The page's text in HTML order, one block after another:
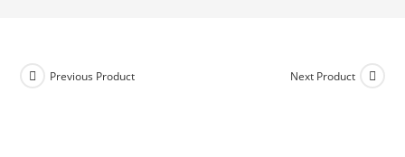
Previous Product Next Product